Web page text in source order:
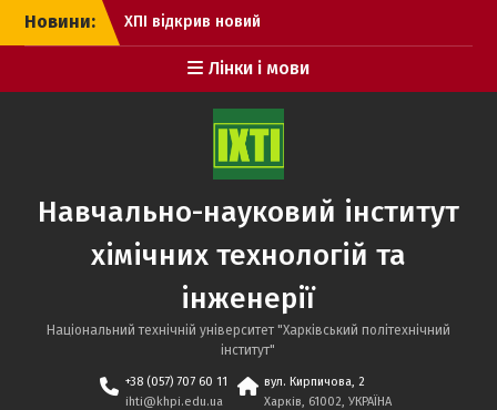
Перейти
Новини:
ХПІ відкрив новий
інститут для підготовки
фармацевтів
Новий курс підготовки
до НМТ. РЕЄСТРАЦІЯ
Дні відкритих дверей НТУ
«ХПІ» з роботодавцями
Лінки і мови
Навчально-науковий інститут
хімічних технологій та
інженерії
Національний технічній університет "Харківський політехнічний
інститут"
+38 (057) 707 60 11
ihti@khpi.edu.ua
вул. Кирпичова, 2
Харків, 61002, УКРАЇНА